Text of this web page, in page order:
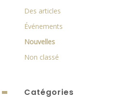
Des articles
Événements
Nouvelles
Non classé
Catégories